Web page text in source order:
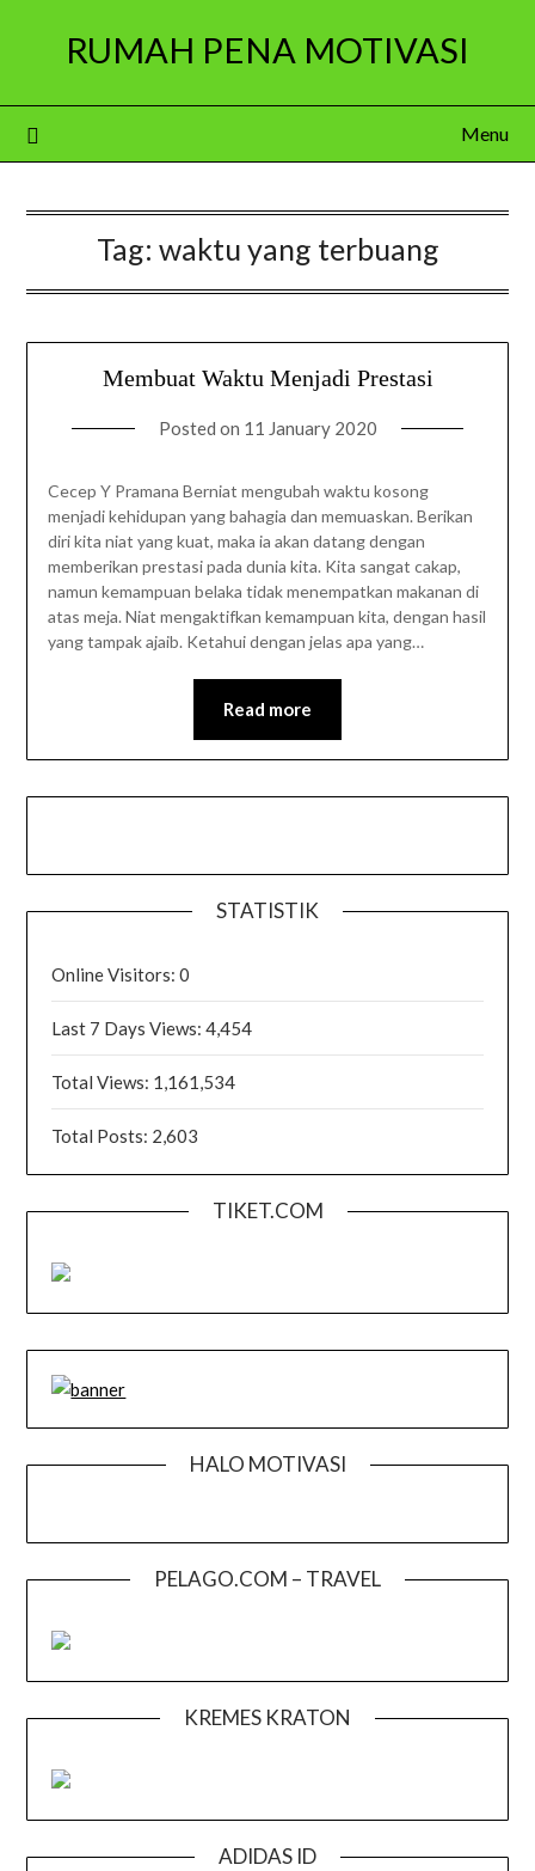
RUMAH PENA MOTIVASI
Menu
Tag: waktu yang terbuang
Membuat Waktu Menjadi Prestasi
Posted on 11 January 2020
Cecep Y Pramana Berniat mengubah waktu kosong
menjadi kehidupan yang bahagia dan memuaskan. Berikan
diri kita niat yang kuat, maka ia akan datang dengan
memberikan prestasi pada dunia kita. Kita sangat cakap,
namun kemampuan belaka tidak menempatkan makanan di
atas meja. Niat mengaktifkan kemampuan kita, dengan hasil
yang tampak ajaib. Ketahui dengan jelas apa yang…
Read more
STATISTIK
Online Visitors:0
Last 7 Days Views:4,454
Total Views: 1,161,534
Total Posts: 2,603
TIKET.COM
HALO MOTIVASI
PELAGO.COM – TRAVEL
KREMES KRATON
ADIDAS ID